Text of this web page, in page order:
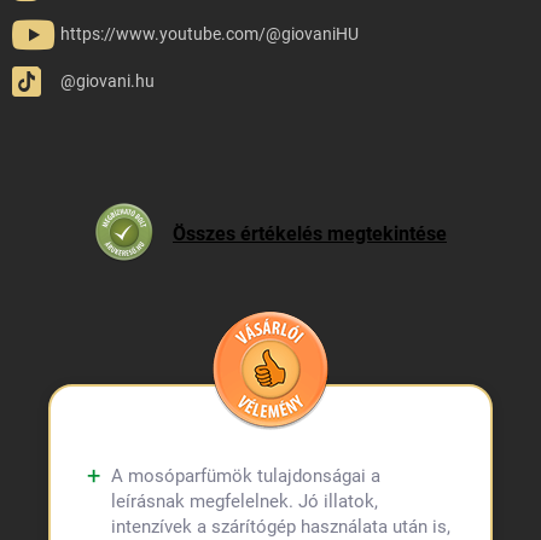
https://www.youtube.com/@giovaniHU
@giovani.hu
Összes értékelés megtekintése
A mosóparfümök tulajdonságai a
leírásnak megfelelnek. Jó illatok,
intenzívek a szárítógép használata után is,